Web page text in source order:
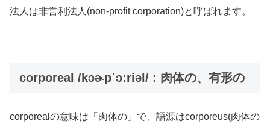
法人は非営利法人(non-profit corporation)と呼ばれます。
corporeal /kɔɚpˈɔːriəl/ : 肉体の、有形の
corporealの意味は「肉体の」で、語源はcorporeus(肉体の